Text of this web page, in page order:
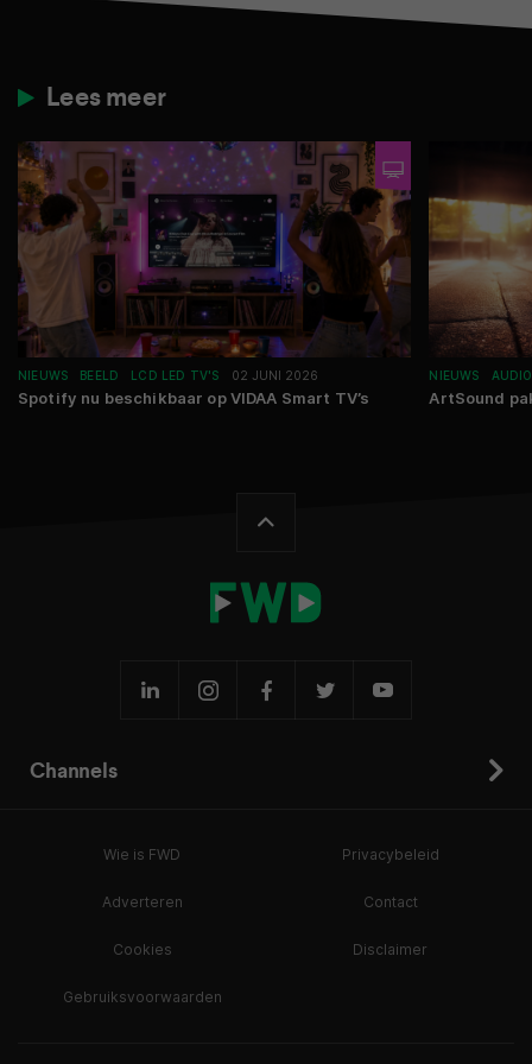
Lees meer
NIEUWS BEELD LCD LED TV'S 02 JUNI 2026
Spotify nu beschikbaar op VIDAA Smart TV’s
NIEUWS AUDIO
ArtSound
Channels
Wie is FWD Privacybeleid
Adverteren Contact
Cookies Disclaimer
Gebruiksvoorwaarden